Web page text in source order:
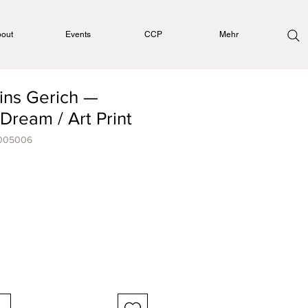
Events CCP Mehr
Gerich —
/ Art Print